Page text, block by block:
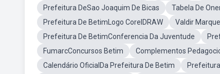
Prefeitura DeSao Joaquim De Bicas
Tabela De
Prefeitura De BetimLogo CorelDRAW
Valdir
Prefeitura De BetimConferencia Da Juventude
FumarcConcursos Betim
Complementos
Calendário OficialDa Prefeitura De Betim